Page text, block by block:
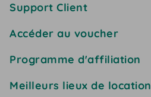
Support Client
Accéder au voucher
Programme d'affiliation
Meilleurs lieux de location